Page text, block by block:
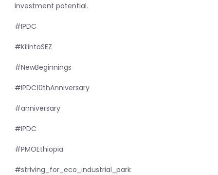
investment potential.
#IPDC
#KilintoSEZ
#NewBeginnings
#IPDC10thAnniversary
#anniversary
#IPDC
#PMOEthiopia
#striving_for_eco_industrial_park